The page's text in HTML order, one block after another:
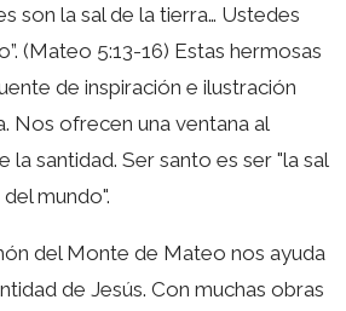
son la sal de la tierra… Ustedes
(Mateo 5:13-16) Estas hermosas
de inspiración e ilustración
Nos ofrecen una ventana al
la santidad. Ser santo es ser "la sal
mundo".
del Monte de Mateo nos ayuda
de Jesús. Con muchas obras